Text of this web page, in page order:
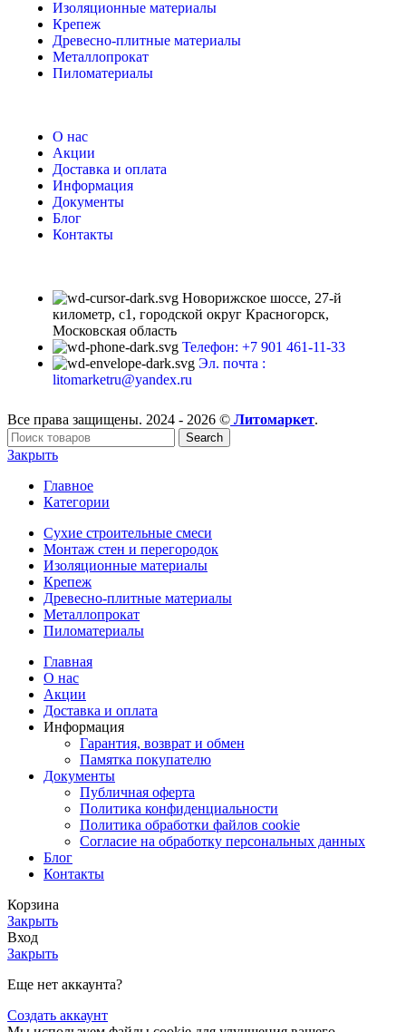
Изоляционные материалы
Крепеж
Древесно-плитные материалы
Металлопрокат
Пиломатериалы
О нас
Акции
Доставка и оплата
Информация
Документы
Блог
Контакты
Новорижское шоссе, 27-й
километр, с1, городской округ Красногорск,
Московская область
Телефон: +7 901 461-11-33
Эл. почта :
litomarketru@yandex.ru
Все права защищены. 2024 - 2026 © Литомаркет.
Search
Закрыть
Главное
Категории
Сухие строительные смеси
Монтаж стен и перегородок
Изоляционные материалы
Крепеж
Древесно-плитные материалы
Металлопрокат
Пиломатериалы
Главная
О нас
Акции
Доставка и оплата
Информация
Гарантия, возврат и обмен
Памятка покупателю
Документы
Публичная оферта
Политика конфиденциальности
Политика обработки файлов cookie
Согласие на обработку персональных данных
Блог
Контакты
Корзина
Закрыть
Вход
Закрыть
Еще нет аккаунта?
Создать аккаунт